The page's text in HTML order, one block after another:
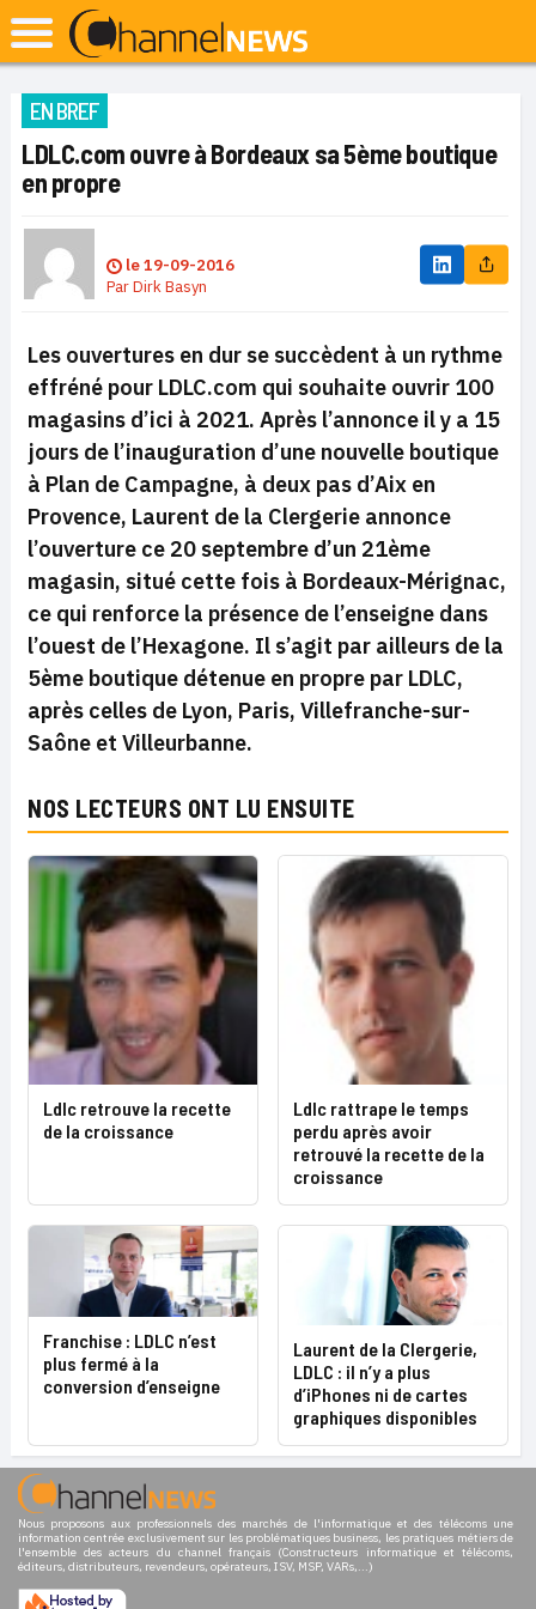
EN BREF
LDLC.com ouvre à Bordeaux sa 5ème boutique
en propre
le19-09-2016
ParDirk Basyn
Les ouvertures en dur se succèdent à un rythme
effréné pour LDLC.com qui souhaite ouvrir 100
magasins d’ici à 2021. Après l’annonce il y a 15
jours de l’inauguration d’une nouvelle boutique
à Plan de Campagne, à deux pas d’Aix en
Provence, Laurent de la Clergerie annonce
l’ouverture ce 20 septembre d’un 21ème
magasin, situé cette fois à Bordeaux-Mérignac,
ce qui renforce la présence de l’enseigne dans
l’ouest de l’Hexagone. Il s’agit par ailleurs de la
5ème boutique détenue en propre par LDLC,
après celles de Lyon, Paris, Villefranche-sur-
Saône et Villeurbanne.
NOS LECTEURS ONT LU ENSUITE
Ldlc retrouve la recette
de la croissance
Ldlc rattrape le temps
perdu après avoir
retrouvé la recette de la
croissance
Franchise : LDLC n’est
plus fermé à la
conversion d’enseigne
Laurent de la Clergerie,
LDLC : il n’y a plus
d’iPhones ni de cartes
graphiques disponibles
Nous proposons aux professionnels des marchés de l'informatique et des télécoms une
information centrée exclusivement sur les problématiques business, les pratiques métiers de
l'ensemble des acteurs du channel français (Constructeurs informatique et télécoms,
éditeurs, distributeurs, revendeurs, opérateurs, ISV, MSP, VARs,...)